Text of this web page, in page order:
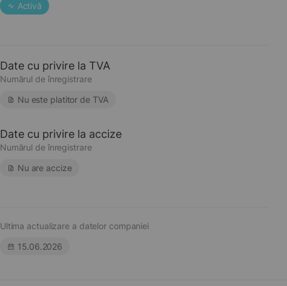
Activă
Date cu privire la TVA
Numărul de înregistrare
Nu este platitor de TVA
Date cu privire la accize
Numărul de înregistrare
Nu are accize
Ultima actualizare a datelor companiei
15.06.2026